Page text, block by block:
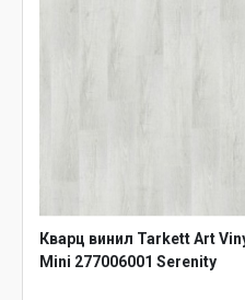
Кварц винил Tarkett Art
Mini 277006001 Serenity